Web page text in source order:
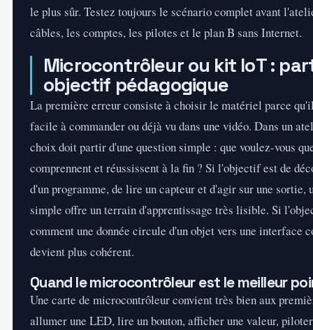
le plus sûr. Testez toujours le scénario complet avant
câbles, les comptes, les pilotes et le plan B sans Internet.
Microcontrôleur ou kit IoT :
objectif pédagogique
La première erreur consiste à choisir le matériel parce
facile à commander ou déjà vu dans une vidéo. Dans un
choix doit partir d'une question simple : que voulez-vous
comprennent et réussissent à la fin ? Si l'objectif est de
d'un programme, de lire un capteur et d'agir sur une sortie,
simple offre un terrain d'apprentissage très lisible. Si
comment une donnée circule d'un objet vers une interface
devient plus cohérent.
Quand le microcontrôleur est le meilleur
Une carte de microcontrôleur convient très bien aux
allumer une LED, lire un bouton, afficher une valeur,